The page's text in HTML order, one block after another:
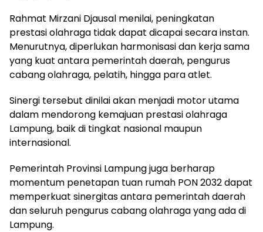
Rahmat Mirzani Djausal menilai, peningkatan
prestasi olahraga tidak dapat dicapai secara instan.
Menurutnya, diperlukan harmonisasi dan kerja sama
yang kuat antara pemerintah daerah, pengurus
cabang olahraga, pelatih, hingga para atlet.
Sinergi tersebut dinilai akan menjadi motor utama
dalam mendorong kemajuan prestasi olahraga
Lampung, baik di tingkat nasional maupun
internasional.
Pemerintah Provinsi Lampung juga berharap
momentum penetapan tuan rumah PON 2032 dapat
memperkuat sinergitas antara pemerintah daerah
dan seluruh pengurus cabang olahraga yang ada di
Lampung.